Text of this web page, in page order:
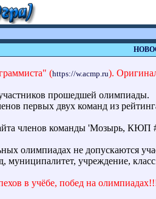
(https://w.acmp.ru).
прошедшей олимпиады.
первых двух команд из
членов команды 'Мозырь, КЮП
олимпиадах не допускаются
муниципалитет, учреждение,
в учёбе, побед на